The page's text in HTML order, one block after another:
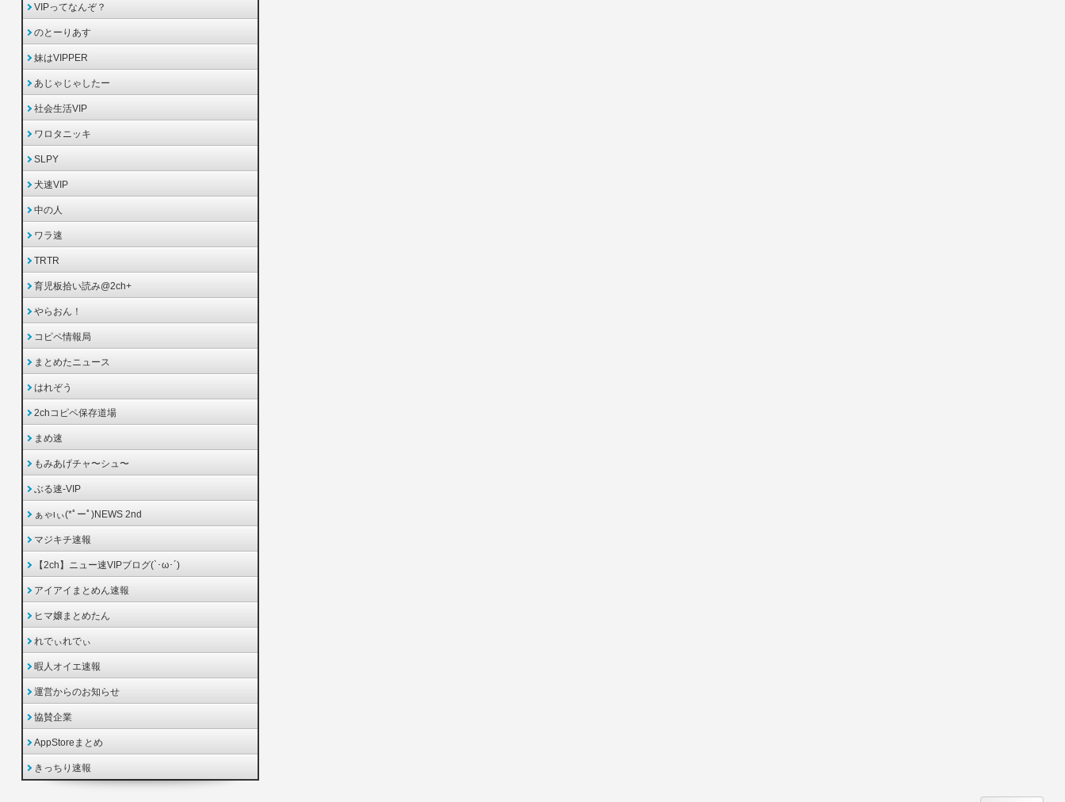
VIPってなんぞ？
のとーりあす
妹はVIPPER
あじゃじゃしたー
社会生活VIP
ワロタニッキ
SLPY
犬速VIP
中の人
ワラ速
TRTR
育児板拾い読み@2ch+
やらおん！
コピペ情報局
まとめたニュース
はれぞう
2chコピペ保存道場
まめ速
もみあげチャ〜シュ〜
ぶる速-VIP
ぁゃιぃ(*ﾟーﾟ)NEWS 2nd
マジキチ速報
【2ch】ニュー速VIPブログ(`･ω･´)
アイアイまとめん速報
ヒマ嬢まとめたん
れでぃれでぃ
暇人オイエ速報
運営からのお知らせ
協賛企業
AppStoreまとめ
きっちり速報